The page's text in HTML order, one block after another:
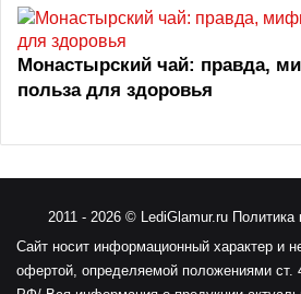
Монастырский чай: правда,
польза для здоровья
2011 - 2026 © LediGlamur.ru Политика
Сайт носит информационный характер и
офертой, определяемой положениями ст.